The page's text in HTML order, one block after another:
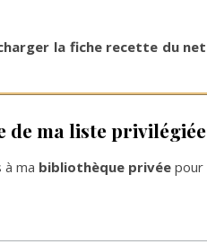
la fiche recette du
de ma liste privilégiée
à ma bibliothèque privée pour